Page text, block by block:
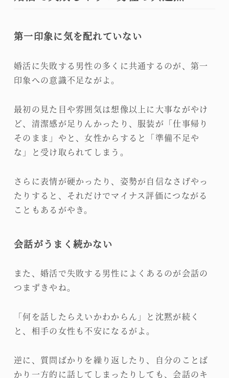
第一印象に気を配れていない
婚活に失敗する男性の多くに共通するのが、第一
印象への意識不足ながよ。
最初の見た目や雰囲気は想像以上に大事ながやけ
ど、清潔感が足りんかったり、服装が「仕事帰り
そのまま」やと、女性からすると「準備不足や
な」と受け取られてしまう。
さらに表情が硬かったり、姿勢が自信なさげやっ
たりすると、それだけでマイナス評価につながる
こともあるがやき。
会話がうまく続かない
また、婚活で失敗する男性によくあるのが会話の
つまずきやね。
「何を話したらえいかわからん」と沈黙が続く
と、相手の女性も不安になるがよ。
逆に、質問ばかりを繰り返したり、自分のことば
かり一方的に話してしまったりしても、会話のキ